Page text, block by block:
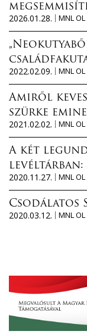
2026.01.28.
MNL OL
2022.02.09.
MNL OL
Amiről
szürke
2021.02.02.
MNL OL
A két
levéltárban:
2020.11.27.
MNL OL
Csodálatos
2020.03.12.
MNL OL